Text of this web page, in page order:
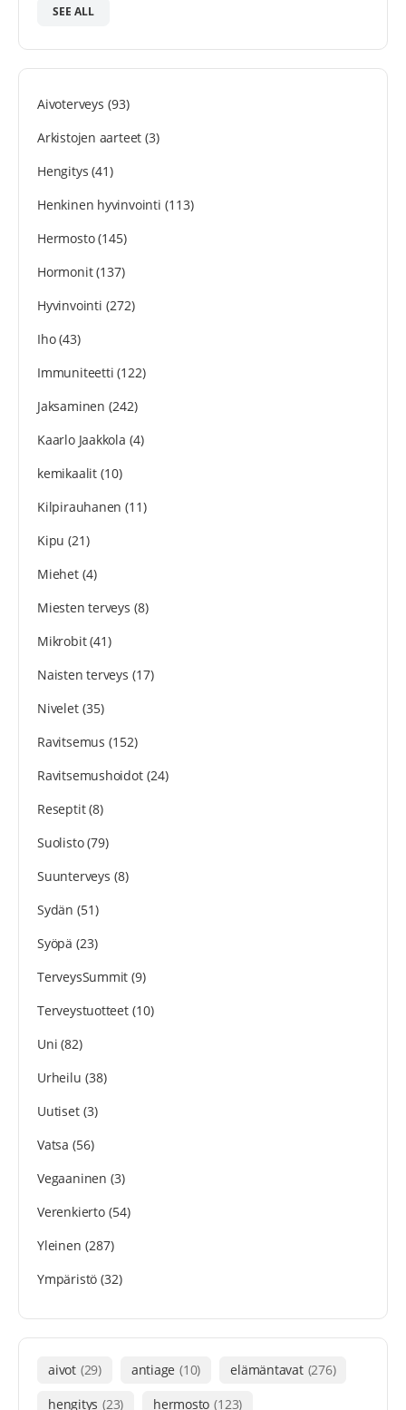
SEE ALL
Aivoterveys (93)
Arkistojen aarteet (3)
Hengitys (41)
Henkinen hyvinvointi (113)
Hermosto(145)
Hormonit(137)
Hyvinvointi (272)
Iho(43)
Immuniteetti (122)
Jaksaminen (242)
Kaarlo Jaakkola (4)
kemikaalit(10)
Kilpirauhanen (11)
Kipu (21)
Miehet(4)
Miesten terveys (8)
Mikrobit(41)
Naisten terveys (17)
Nivelet(35)
Ravitsemus (152)
Ravitsemushoidot(24)
Reseptit(8)
Suolisto(79)
Suunterveys (8)
Sydän (51)
Syöpä (23)
TerveysSummit (9)
Terveystuotteet(10)
Uni (82)
Urheilu (38)
Uutiset(3)
Vatsa (56)
Vegaaninen (3)
Verenkierto(54)
Yleinen (287)
Ympäristö (32)
aivot (29) antiage (10) elämäntavat (276)
hengitys (23) hermosto (123)